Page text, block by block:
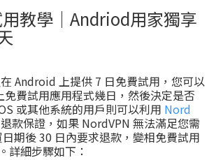
教學｜Andriod用家獨享
Android 上提供 7 日免費試用，您可以
費試用應用程式幾日，然後決定是否
或其他系統的用戶則可以利用 Nord
款保證，如果 NordVPN 無法滿足您需
期後 30 日內要求退款，變相免費試用
詳細步驟如下：